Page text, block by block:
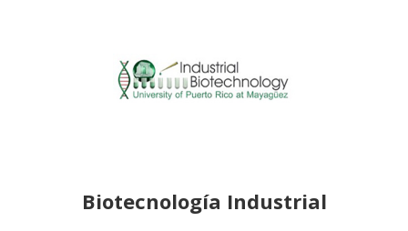
Biotecnología Industrial